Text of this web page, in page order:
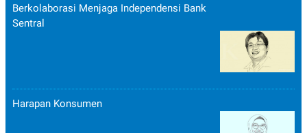
Berkolaborasi Menjaga Independensi Bank
Sentral
Harapan Konsumen